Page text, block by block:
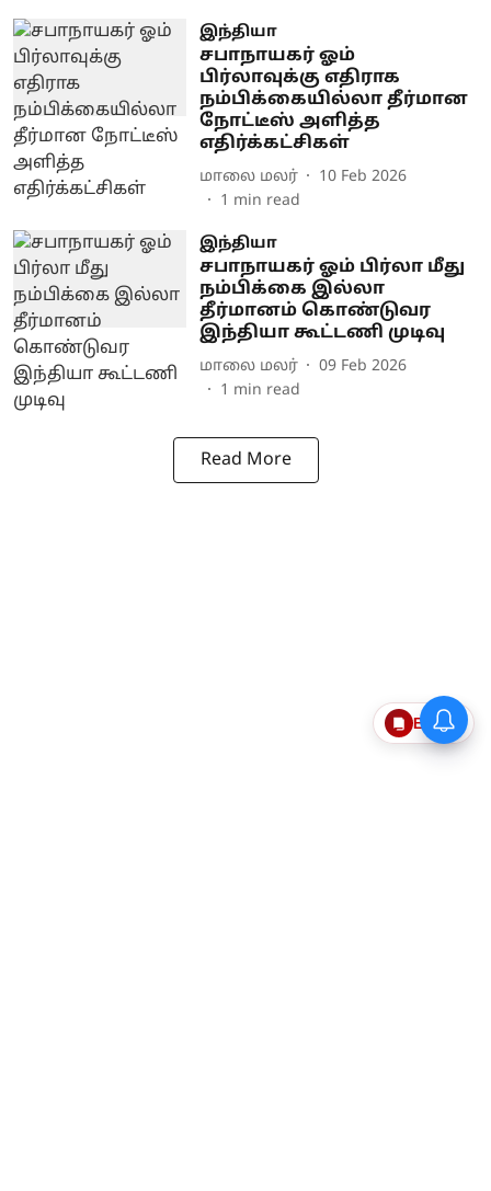
இந்தியா
சபாநாயகர் ஓம்
பிர்லாவுக்கு எதிராக
நம்பிக்கையில்லா தீர்மான
நோட்டீஸ் அளித்த
எதிர்க்கட்சிகள்
மாலை மலர்
10 Feb 2026
1 min read
இந்தியா
சபாநாயகர் ஓம் பிர்லா மீது
நம்பிக்கை இல்லா
தீர்மானம் கொண்டுவர
இந்தியா கூட்டணி முடிவு
மாலை மலர்
09 Feb 2026
1 min read
Read More
Epaper